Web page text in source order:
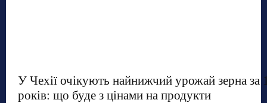
У Чехії очікують найнижчий урожай зерна за
років: що буде з цінами на продукти